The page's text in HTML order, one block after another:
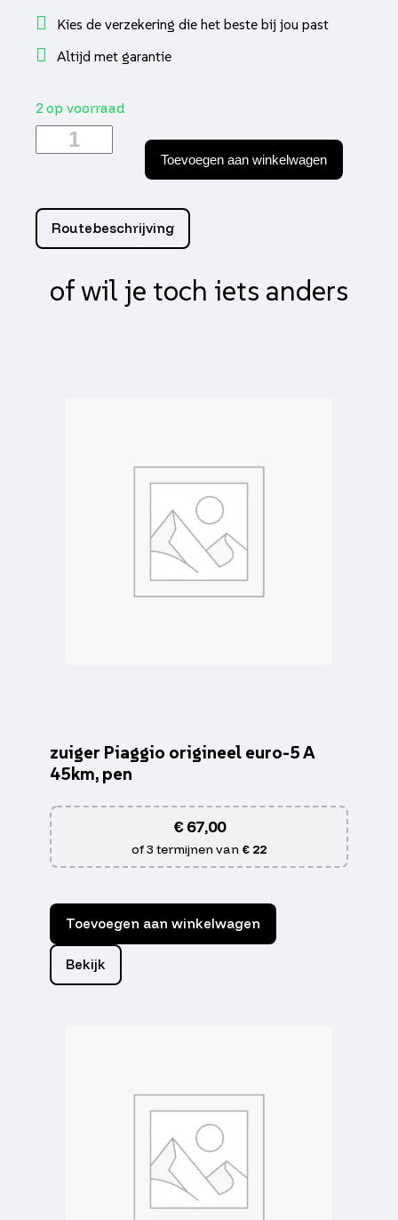
Kies de verzekering die het beste bij jou past
Altijd met garantie
2 op voorraad
Sproeier
kit
100-
122
(10)
Toevoegen aan winkelwagen
Routebeschrijving
of wil je toch iets anders
zuiger Piaggio origineel euro-5 A
45km, pen
€67,00
of 3 termijnen van € 22
Toevoegen aan winkelwagen
Bekijk